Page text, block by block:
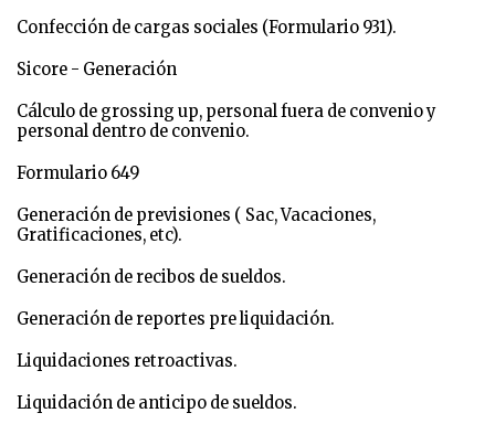
Confección de cargas sociales (Formulario 931).
Sicore - Generación
Cálculo de grossing up, personal fuera de convenio y
personal dentro de convenio.
Formulario 649
Generación de previsiones ( Sac, Vacaciones,
Gratificaciones, etc).
Generación de recibos de sueldos.
Generación de reportes pre liquidación.
Liquidaciones retroactivas.
Liquidación de anticipo de sueldos.